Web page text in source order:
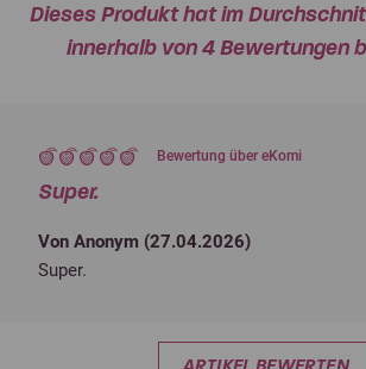
Dieses Produkt hat im
innerhalb von 4 Bewertungen
Bewertung über eKomi
Super.
Von Anonym (27.04.2026)
Super.